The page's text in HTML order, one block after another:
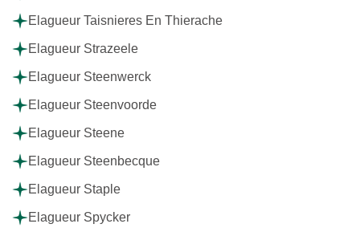
Elagueur Taisnieres En Thierache
Elagueur Strazeele
Elagueur Steenwerck
Elagueur Steenvoorde
Elagueur Steene
Elagueur Steenbecque
Elagueur Staple
Elagueur Spycker